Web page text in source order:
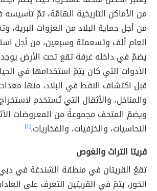
من الأماكن التاريخية الهامّة، تمّ
من أجل حماية البلاد من الغزوات البرية،
العام ألف وتسعمئة وسبعين، من أجل
يضمّ في داخله غرفة تقع تحت الأرض
الأدوات التي كان يتمّ استخدامها في
قبل اكتشاف النفط في البلاد، منها معدات
والمناخل، والأثقال التي تُستخدم
ويضمّ المتحف مجموعةً من المعروضات
النحاسيات، والخزفيات، والفخاريات.[٤]
قريتا التراث والغوص
تقعُ القريتان في منطقة الشندغة في دبي
الخور، يتمّ في القريتين التعرف على